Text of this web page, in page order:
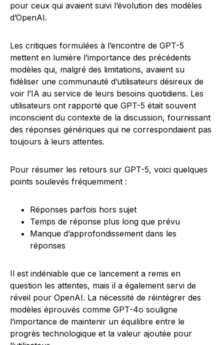
pour ceux qui avaient suivi l’évolution des modèles
d’OpenAI.
Les critiques formulées à l’encontre de GPT-5
mettent en lumière l’importance des précédents
modèles qui, malgré des limitations, avaient su
fidéliser une communauté d’utilisateurs désireux de
voir l’IA au service de leurs besoins quotidiens. Les
utilisateurs ont rapporté que GPT-5 était souvent
inconscient du contexte de la discussion, fournissant
des réponses génériques qui ne correspondaient pas
toujours à leurs attentes.
Pour résumer les retours sur GPT-5, voici quelques
points soulevés fréquemment :
Réponses parfois hors sujet
Temps de réponse plus long que prévu
Manque d’approfondissement dans les
réponses
Il est indéniable que ce lancement a remis en
question les attentes, mais il a également servi de
réveil pour OpenAI. La nécessité de réintégrer des
modèles éprouvés comme GPT-4o souligne
l’importance de maintenir un équilibre entre le
progrès technologique et la valeur ajoutée pour